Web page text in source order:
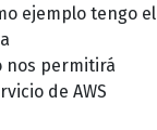
ejemplo tengo el
nos permitirá
de AWS